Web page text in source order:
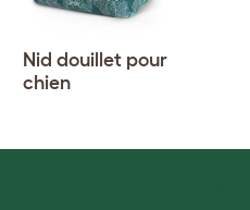
Nid douillet pour
chien